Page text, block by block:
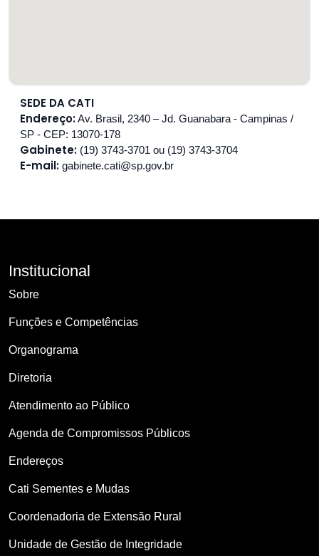
SEDE DA CATI
Endereço:Av. Brasil, 2340 – Jd. Guanabara - Campinas /
SP - CEP: 13070-178
Gabinete: (19) 3743-3701 ou (19) 3743-3704
E-mail: gabinete.cati@sp.gov.br
Institucional
Sobre
Funções e Competências
Organograma
Diretoria
Atendimento ao Público
Agenda de Compromissos Públicos
Endereços
Cati Sementes e Mudas
Coordenadoria de Extensão Rural
Unidade de Gestão de Integridade